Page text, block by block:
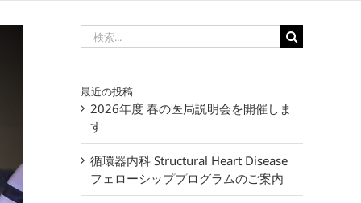
索
最近の投稿
2026年度 春の医局説明会を開催しま
す
循環器内科 Structural Heart Disease
フェローシッププログラムのご案内